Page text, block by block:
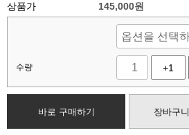
상품가 145,000원
수량 +1
바로 구매하기 장바구니